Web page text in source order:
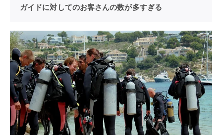
ガイドに対してのお客さんの数が多すぎる